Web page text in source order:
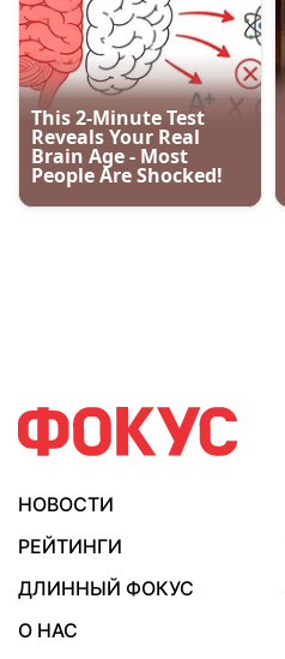
НОВОСТИ
РЕЙТИНГИ
ДЛИННЫЙ ФОКУС
О НАС